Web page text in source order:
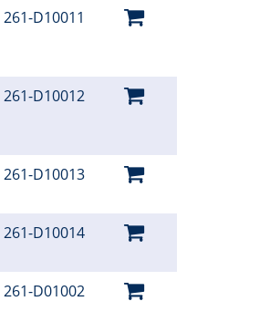
261-D10011
261-D10012
261-D10013
261-D10014
261-D01002